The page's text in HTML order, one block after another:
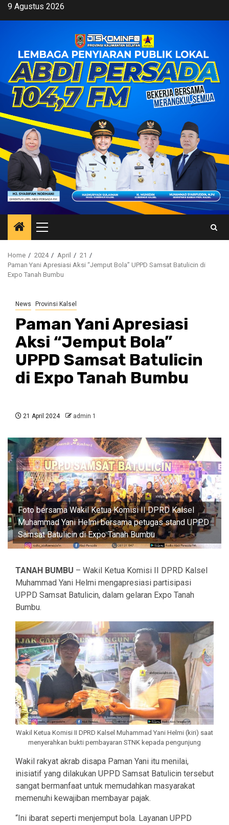
Skip9 Agustus 2026
Primary
Menu
Home 2024 April
21
Paman Yani Apresiasi Aksi “Jemput Bola” UPPD Samsat Batulicin di
Expo Tanah Bumbu
News Provinsi Kalsel
Paman Yani Apresiasi
Aksi “Jemput Bola”
UPPD Samsat Batulicin
di Expo Tanah Bumbu
21 April 2024 admin 1
Foto bersama Wakil Ketua Komisi II DPRD Kalsel
Muhammad Yani Helmi bersama petugas stand UPPD
Samsat Batulicin di Expo Tanah Bumbu
TANAH BUMBU – Wakil Ketua Komisi II DPRD Kalsel
Muhammad Yani Helmi mengapresiasi partisipasi
UPPD Samsat Batulicin, dalam gelaran Expo Tanah
Bumbu.
Wakil Ketua Komisi II DPRD Kalsel Muhammad Yani Helmi (kiri) saat
menyerahkan bukti pembayaran STNK kepada pengunjung
Wakil rakyat akrab disapa Paman Yani itu menilai,
inisiatif yang dilakukan UPPD Samsat Batulicin tersebut
sangat bermanfaat untuk memudahkan masyarakat
memenuhi kewajiban membayar pajak.
“Ini ibarat seperti menjemput bola. Layanan UPPD